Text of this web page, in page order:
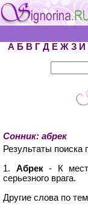
А Б В Г Д Е Ж З И
Сонник: абрек
Результаты поиска
1. Абрек - К
серьезного врага.
Другие слова по